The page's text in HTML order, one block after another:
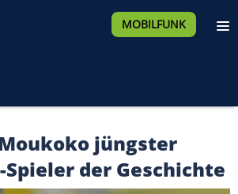
MOBILFUNK
jüngster
der Geschichte